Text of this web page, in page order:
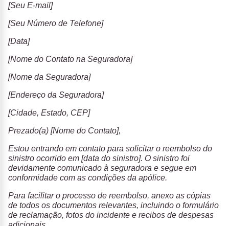
[Seu E-mail]
[Seu Número de Telefone]
[Data]
[Nome do Contato na Seguradora]
[Nome da Seguradora]
[Endereço da Seguradora]
[Cidade, Estado, CEP]
Prezado(a) [Nome do Contato],
Estou entrando em contato para solicitar o reembolso do
sinistro ocorrido em [data do sinistro]. O sinistro foi
devidamente comunicado à seguradora e segue em
conformidade com as condições da apólice.
Para facilitar o processo de reembolso, anexo as cópias
de todos os documentos relevantes, incluindo o formulário
de reclamação, fotos do incidente e recibos de despesas